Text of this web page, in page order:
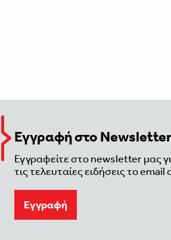
Εγγραφή στο Newsletter
Εγγραφείτε στο newsletter μας
τις τελευταίες ειδήσεις το email
Eγγραφή